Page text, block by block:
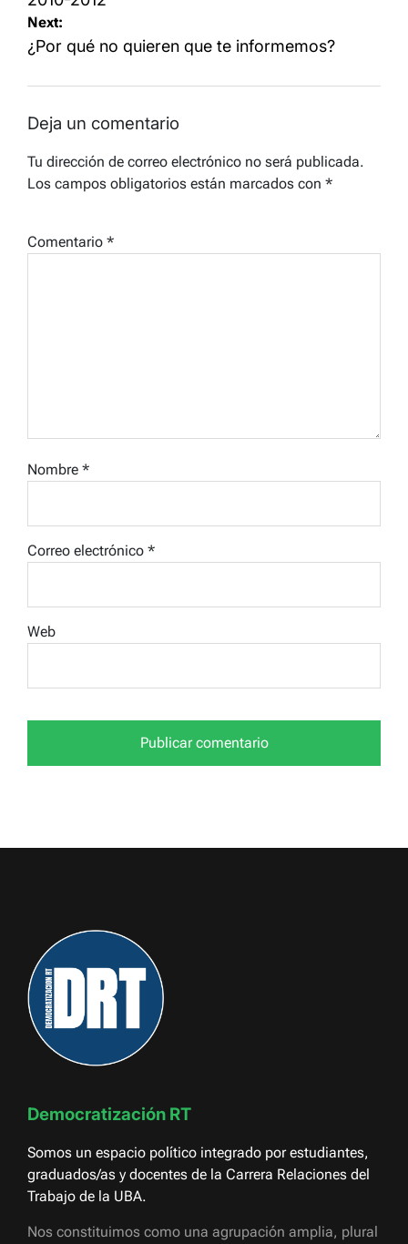
Next:
¿Por qué no quieren que te informemos?
Deja un comentario
Tu dirección de correo electrónico no será publicada.
Los campos obligatorios están marcados con *
Comentario *
Nombre *
Correo electrónico *
Web
Democratización RT
Somos un espacio político integrado por estudiantes,
graduados/as y docentes de la Carrera Relaciones del
Trabajo de la UBA.
Nos constituimos como una agrupación amplia, plural